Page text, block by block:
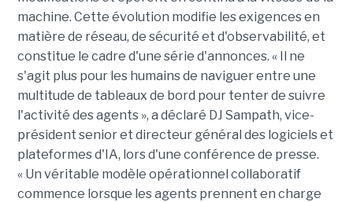
machine. Cette évolution modifie les exigences en
matière de réseau, de sécurité et d'observabilité, et
constitue le cadre d'une série d'annonces. « Il ne
s'agit plus pour les humains de naviguer entre une
multitude de tableaux de bord pour tenter de suivre
l'activité des agents », a déclaré DJ Sampath, vice-
président senior et directeur général des logiciels et
plateformes d'IA, lors d'une conférence de presse.
« Un véritable modèle opérationnel collaboratif
commence lorsque les agents prennent en charge